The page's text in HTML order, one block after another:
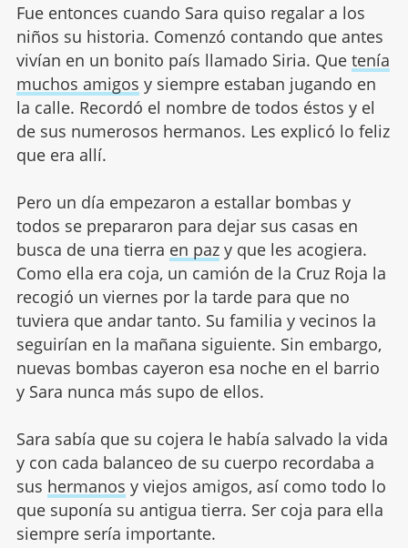
Fue entonces cuando Sara quiso regalar a los
niños su historia. Comenzó contando que antes
vivían en un bonito país llamado Siria. Que tenía
muchos amigos y siempre estaban jugando en
la calle. Recordó el nombre de todos éstos y el
de sus numerosos hermanos. Les explicó lo feliz
que era allí.
Pero un día empezaron a estallar bombas y
todos se prepararon para dejar sus casas en
busca de una tierra en pazy que les acogiera.
Como ella era coja, un camión de la Cruz Roja la
recogió un viernes por la tarde para que no
tuviera que andar tanto. Su familia y vecinos la
seguirían en la mañana siguiente. Sin embargo,
nuevas bombas cayeron esa noche en el barrio
y Sara nunca más supo de ellos.
Sara sabía que su cojera le había salvado la vida
y con cada balanceo de su cuerpo recordaba a
sus hermanos y viejos amigos, así como todo lo
que suponía su antigua tierra. Ser coja para ella
siempre sería importante.